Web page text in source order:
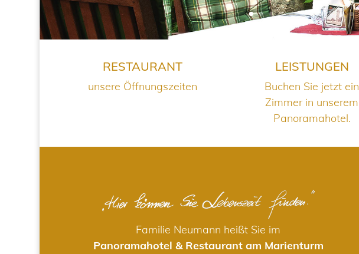
RESTAURANT
unsere Öffnungszeiten
LEISTUNGEN
Buchen Sie jetzt ein
Zimmer in unserem
Panoramahotel.
Familie Neumann heißt Sie im
Panoramahotel & Restaurant am Marienturm